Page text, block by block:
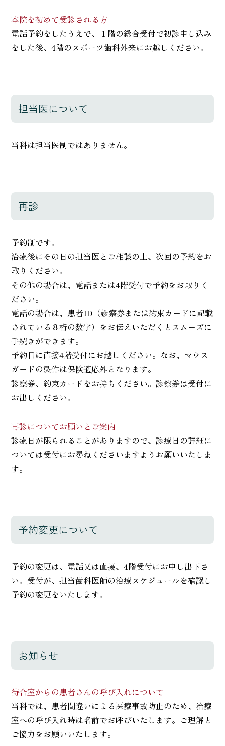
本院を初めて受診される方
電話予約をしたうえで、１階の総合受付で初診申し込み
をした後、4階のスポーツ歯科外来にお越しください。
担当医について
当科は担当医制ではありません。
再診
予約制です。
治療後にその日の担当医とご相談の上、次回の予約をお
取りください。
その他の場合は、電話または4階受付で予約をお取りく
ださい。
電話の場合は、患者ID（診察券または約束カードに記載
されている８桁の数字）をお伝えいただくとスムーズに
手続きができます。
予約日に直接4階受付にお越しください。なお、マウス
ガードの製作は保険適応外となります。
診察券、約束カードをお持ちください。診察券は受付に
お出しください。
再診についてお願いとご案内
診療日が限られることがありますので、診療日の詳細に
ついては受付にお尋ねくださいますようお願いいたしま
す。
予約変更について
予約の変更は、電話又は直接、4階受付にお申し出下さ
い。受付が、担当歯科医師の治療スケジュールを確認し
予約の変更をいたします。
お知らせ
待合室からの患者さんの呼び入れについて
当科では、患者間違いによる医療事故防止のため、治療
室への呼び入れ時は名前でお呼びいたします。ご理解と
ご協力をお願いいたします。